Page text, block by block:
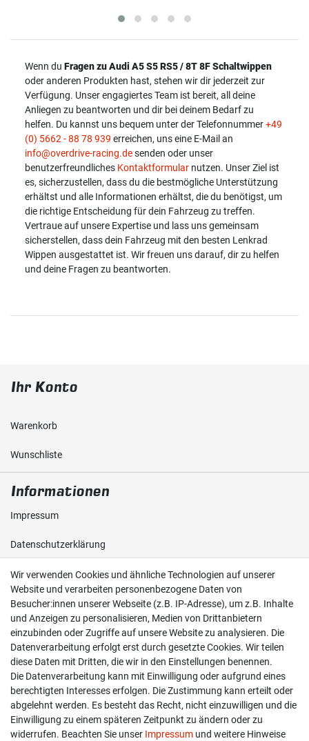
Wenn du Fragen zu Audi A5 S5 RS5 / 8T 8FSchaltwippen
oder anderen Produkten hast, stehen wir dir jederzeit zur
Verfügung. Unser engagiertes Team ist bereit, all deine
Anliegen zu beantworten und dir bei deinem Bedarf zu
helfen. Du kannst uns bequem unter der Telefonnummer+49
(0) 5662 - 88 78 939 erreichen, uns eine E-Mail an
info@overdrive-racing.desenden oder unser
benutzerfreundliches Kontaktformular nutzen. Unser Ziel ist
es, sicherzustellen, dass du die bestmögliche Unterstützung
erhältst und alle Informationen erhältst, die du benötigst, um
die richtige Entscheidung für dein Fahrzeug zu treffen.
Vertraue auf unsere Expertise und lass uns gemeinsam
sicherstellen, dass dein Fahrzeug mit den besten Lenkrad
Wippen ausgestattet ist. Wir freuen uns darauf, dir zu helfen
und deine Fragen zu beantworten.
Ihr Konto
Warenkorb
Wunschliste
Informationen
Impressum
Daten­schutz­erklärung
AGB
Shop
Kontakt
Versand & Zahlung
Widerrufs­recht
Widerruf erklären
Wir verwenden Cookies und ähnliche Technologien auf unserer
Website und verarbeiten personenbezogene Daten von
Besucher:innen unserer Webseite (z.B. IP-Adresse), um z.B. Inhalte
und Anzeigen zu personalisieren, Medien von Drittanbietern
einzubinden oder Zugriffe auf unsere Website zu analysieren. Die
Datenverarbeitung erfolgt erst durch gesetzte Cookies. Wir teilen
diese Daten mit Dritten, die wir in den Einstellungen benennen.
Die Datenverarbeitung kann mit Einwilligung oder aufgrund eines
berechtigten Interesses erfolgen. Die Zustimmung kann erteilt oder
abgelehnt werden. Es besteht das Recht, nicht einzuwilligen und die
Einwilligung zu einem späteren Zeitpunkt zu ändern oder zu
widerrufen. Beachten Sie unser Impressum und weitere Hinweise